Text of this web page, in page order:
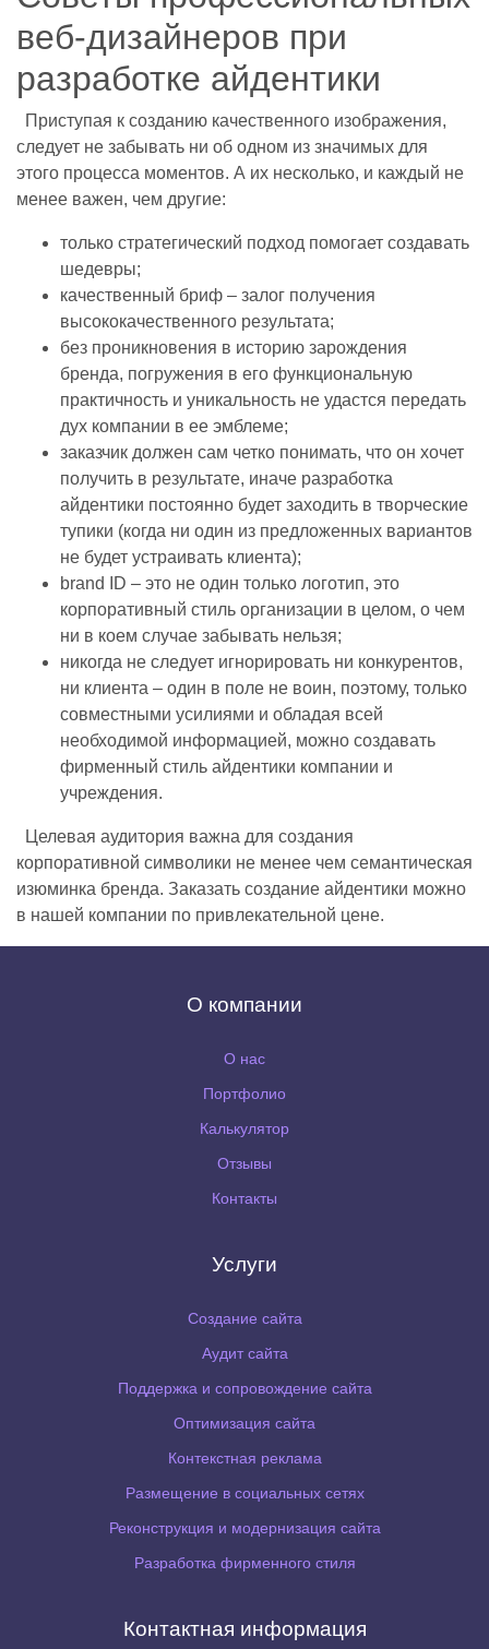
веб-дизайнеров при
разработке айдентики
Приступая к созданию качественного изображения,
следует не забывать ни об одном из значимых для
этого процесса моментов. А их несколько, и каждый не
менее важен, чем другие:
только стратегический подход помогает создавать
шедевры;
качественный бриф – залог получения
высококачественного результата;
без проникновения в историю зарождения
бренда, погружения в его функциональную
практичность и уникальность не удастся передать
дух компании в ее эмблеме;
заказчик должен сам четко понимать, что он хочет
получить в результате, иначе разработка
айдентики постоянно будет заходить в творческие
тупики (когда ни один из предложенных вариантов
не будет устраивать клиента);
brand ID – это не один только логотип, это
корпоративный стиль организации в целом, о чем
ни в коем случае забывать нельзя;
никогда не следует игнорировать ни конкурентов,
ни клиента – один в поле не воин, поэтому, только
совместными усилиями и обладая всей
необходимой информацией, можно создавать
фирменный стиль айдентики компании и
учреждения.
Целевая аудитория важна для создания
корпоративной символики не менее чем семантическая
изюминка бренда. Заказать создание айдентики можно
в нашей компании по привлекательной цене.
О компании
О нас
Портфолио
Калькулятор
Отзывы
Контакты
Услуги
Создание сайта
Аудит сайта
Поддержка и сопровождение сайта
Оптимизация сайта
Контекстная реклама
Размещение в социальных сетях
Реконструкция и модернизация сайта
Разработка фирменного стиля
Контактная информация